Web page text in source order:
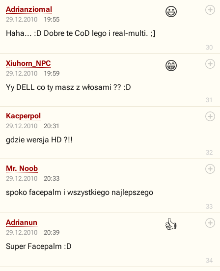
29.12.2010 19:55
😃
30
Adrianziomal
Haha... :D Dobre te CoD lego i real-multi. ;]
29.12.2010 19:59
😁
31
Xiuhorn_NPC
Yy DELL co ty masz z włosami ?? :D
29.12.2010 20:31
32
Kacperpol
gdzie wersja HD ?!!
29.12.2010 20:33
33
Mr. Noob
spoko facepalm i wszystkiego najlepszego
29.12.2010 20:39
👍
34
Adrianun
Super Facepalm :D